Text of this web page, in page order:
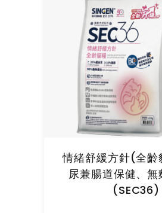
情緒舒緩方針(全
尿兼腸道保健、無
(SEC36)